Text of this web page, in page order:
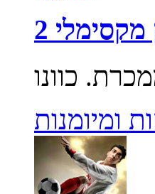
מקסימלי 2
ומיומנות